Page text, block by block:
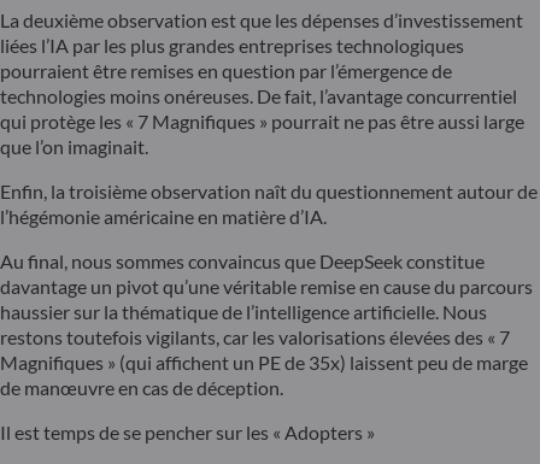
La deuxième observation est que les dépenses d’investissement
liées l’IA par les plus grandes entreprises technologiques
pourraient être remises en question par l’émergence de
technologies moins onéreuses. De fait, l’avantage concurrentiel
qui protège les « 7 Magnifiques » pourrait ne pas être aussi large
que l’on imaginait.
Enfin, la troisième observation naît du questionnement autour de
l’hégémonie américaine en matière d’IA.
Au final, nous sommes convaincus que DeepSeek constitue
davantage un pivot qu’une véritable remise en cause du parcours
haussier sur la thématique de l’intelligence artificielle. Nous
restons toutefois vigilants, car les valorisations élevées des « 7
Magnifiques » (qui affichent un PE de 35x) laissent peu de marge
de manœuvre en cas de déception.
Il est temps de se pencher sur les « Adopters »